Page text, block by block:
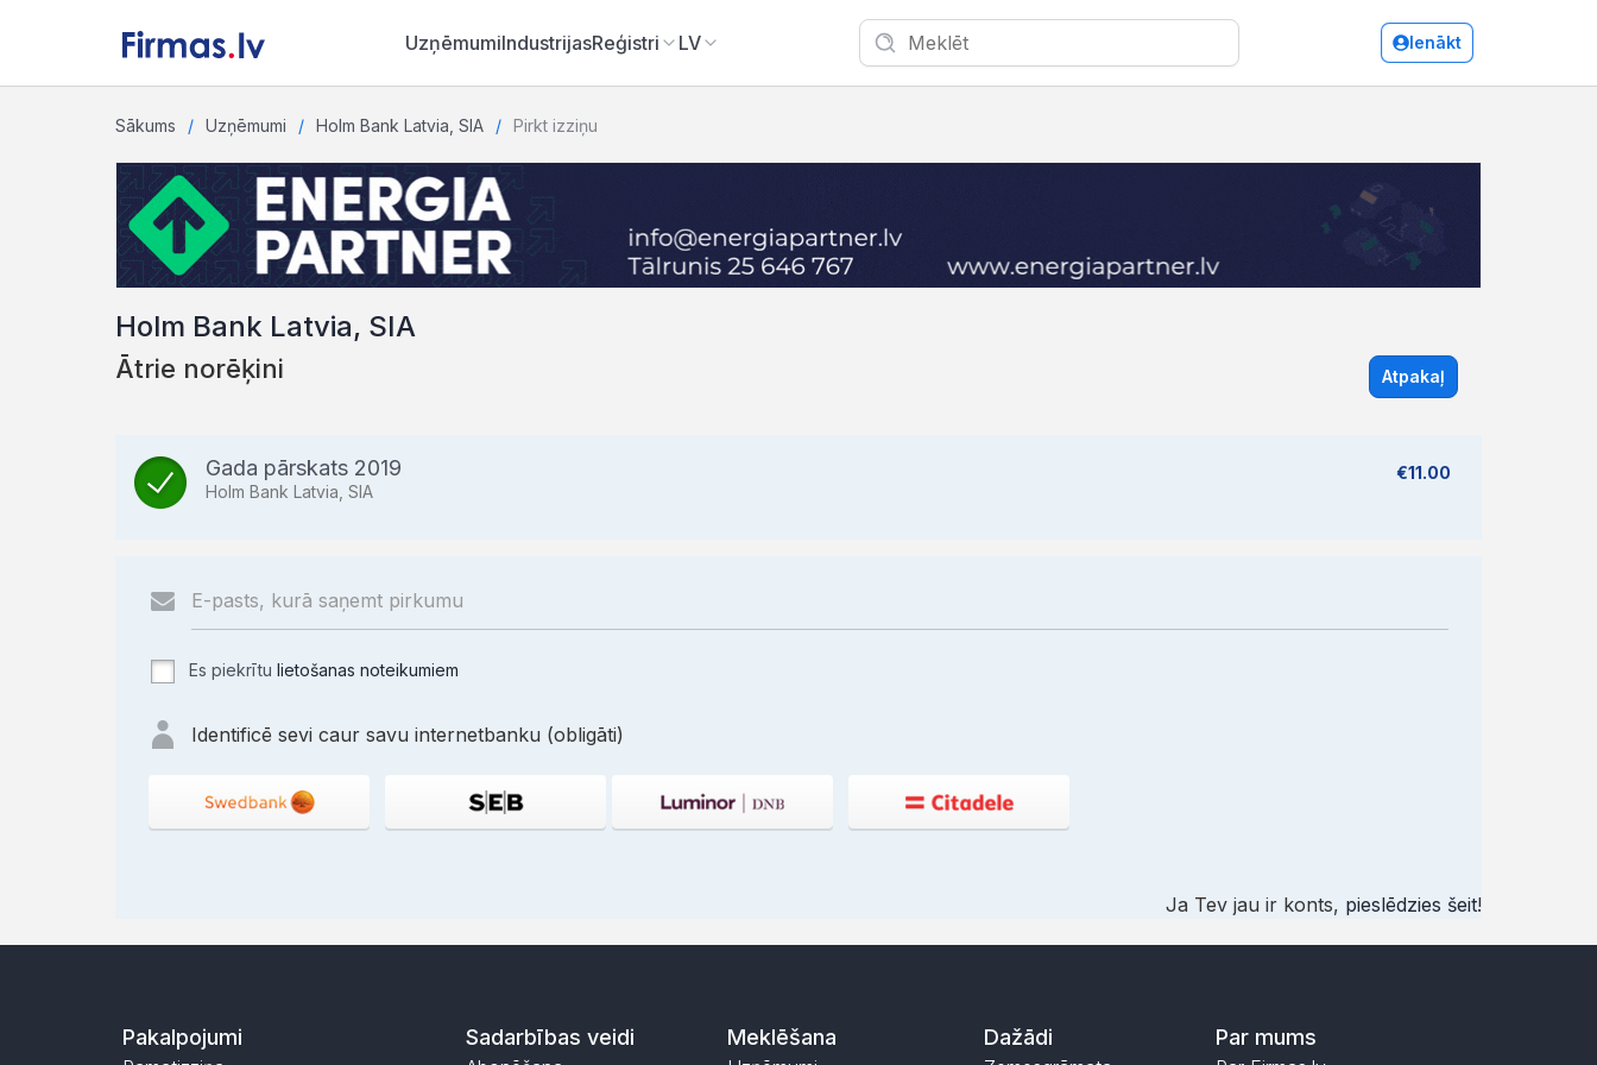
UzņēmumiIndustrijasReģistri LV Ienākt
Sākums Uzņēmumi Holm Bank Latvia, SIA Pirkt izziņu
Holm Bank Latvia, SIA
Ātrie norēķini Atpakaļ
Gada pārskats 2019
Holm Bank Latvia, SIA
€11.00
Es piekrītu lietošanas noteikumiem
Identificē sevi caur savu internetbanku (obligāti)
Ja Tev jau ir konts, pieslēdzies šeit!
Pakalpojumi Sadarbības veidi Meklēšana Dažādi Par mums